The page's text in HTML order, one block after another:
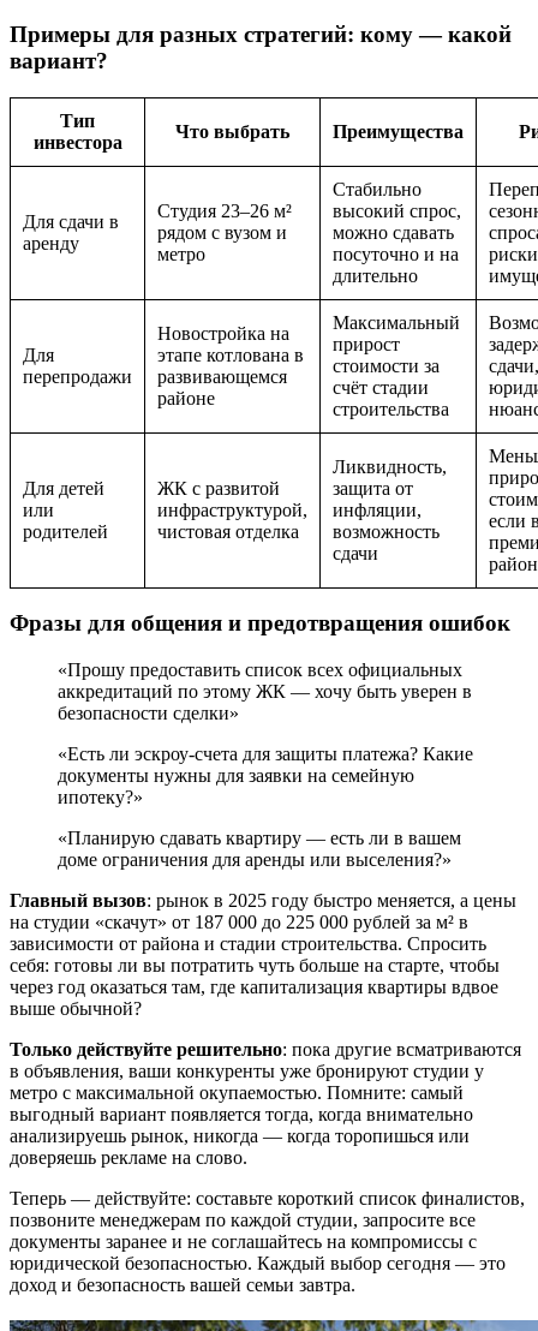
Примеры для разных стратегий: кому — какой
вариант?
Тип
инвестора
Что выбрать Преимущества
Для сдачи в
аренду
Студия 23–26 м²
рядом с вузом и
метро
Стабильно
высокий спрос,
можно сдавать
посуточно и на
длительно
Для
перепродажи
Новостройка на
этапе котлована в
развивающемся
районе
Максимальный
прирост
стоимости за
счёт стадии
строительства
сдачи,
Для детей
или
родителей
ЖК с развитой
инфраструктурой,
чистовая отделка
Ликвидность,
защита от
инфляции,
возможность
сдачи
если
район
Фразы для общения и предотвращения ошибок
«Прошу предоставить список всех официальных
аккредитаций по этому ЖК — хочу быть уверен в
безопасности сделки»
«Есть ли эскроу-счета для защиты платежа? Какие
документы нужны для заявки на семейную
ипотеку?»
«Планирую сдавать квартиру — есть ли в вашем
доме ограничения для аренды или выселения?»
Главный вызов: рынок в 2025 году быстро меняется, а цены
на студии «скачут» от 187 000 до 225 000 рублей за м² в
зависимости от района и стадии строительства. Спросить
себя: готовы ли вы потратить чуть больше на старте, чтобы
через год оказаться там, где капитализация квартиры вдвое
выше обычной?
Только действуйте решительно: пока другие всматриваются
в объявления, ваши конкуренты уже бронируют студии у
метро с максимальной окупаемостью. Помните: самый
выгодный вариант появляется тогда, когда внимательно
анализируешь рынок, никогда — когда торопишься или
доверяешь рекламе на слово.
Теперь — действуйте: составьте короткий список финалистов,
позвоните менеджерам по каждой студии, запросите все
документы заранее и не соглашайтесь на компромиссы с
юридической безопасностью. Каждый выбор сегодня — это
доход и безопасность вашей семьи завтра.